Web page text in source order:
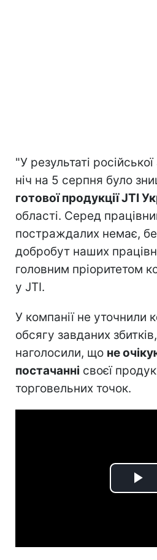
"У результаті
ніч на 5 серпня було
готової продукції JTI
області. Серед
постраждалих немає,
добробут наших
головним пріоритетом
у JTI.
У компанії не уточнили
обсягу завданих
наголосили, що не
постачанні своєї
торговельних точок.